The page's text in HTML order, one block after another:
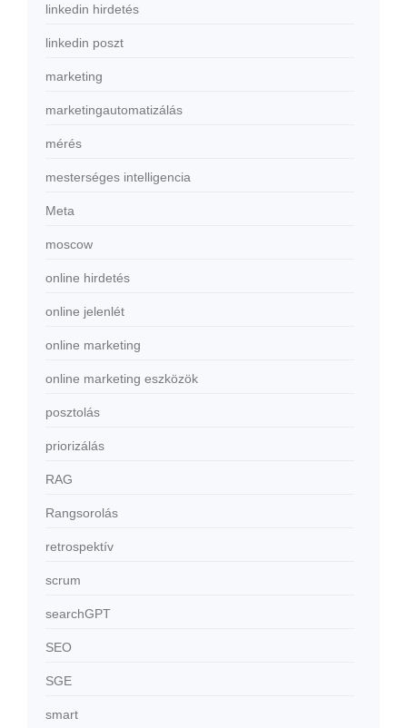
linkedin hirdetés
linkedin poszt
marketing
marketingautomatizálás
mérés
mesterséges intelligencia
Meta
moscow
online hirdetés
online jelenlét
online marketing
online marketing eszközök
posztolás
priorizálás
RAG
Rangsorolás
retrospektív
scrum
searchGPT
SEO
SGE
smart